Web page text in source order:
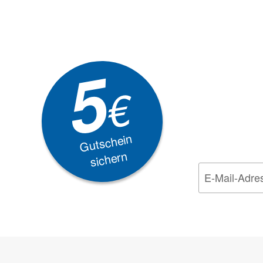
5€
Gutschein
sichern